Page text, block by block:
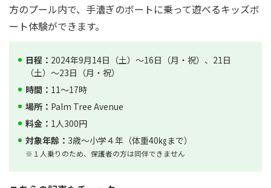
方のプール内で、手漕ぎのボートに乗って遊べるキッズボ
ート体験ができます。
日程： 2024年9月14日（土）～16日（月・祝）、21日
（土）～23日（月・祝）
時間： 11～17時
場所： Palm Tree Avenue
料金： 1人300円
対象年齢： 3歳～小学４年（体重40㎏まで）
※１人乗りのため、保護者の方は同伴できません